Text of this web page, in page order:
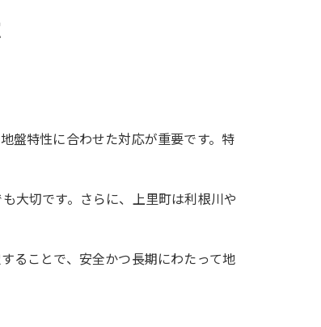
盤特性に合わせた対応が重要です。特
大切です。さらに、上里町は利根川や
ることで、安全かつ長期にわたって地